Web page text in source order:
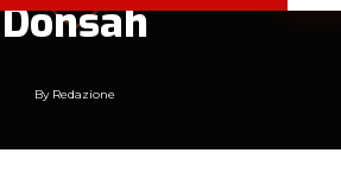
Donsah
By Redazione